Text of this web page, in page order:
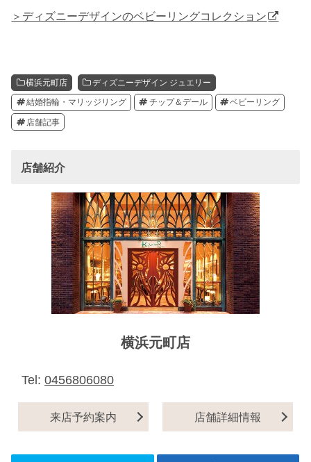
＞ディズニーデザインのベビーリングコレクション
横浜元町店 ディズニーデザイン ジュエリー
結婚指輪・マリッジリング チップ＆デール ベビーリング
店舗記事
店舗紹介
横浜元町店
Tel: 0456806080
来店予約案内 店舗詳細情報